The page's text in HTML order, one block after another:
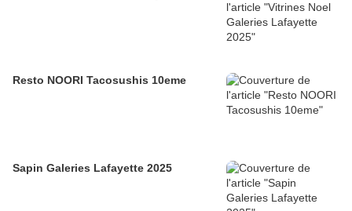
Resto NOORI Tacosushis 10eme
Sapin Galeries Lafayette 2025